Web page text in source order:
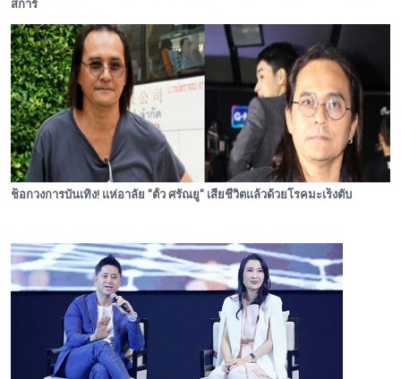
สการ์
ช็อกวงการบันเทิง! แห่อาลัย "ตั้ว ศรัณยู" เสียชีวิตแล้วด้วยโรคมะเร็งตับ